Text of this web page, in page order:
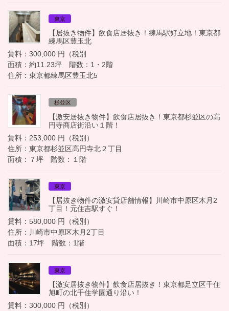
東京
【居抜き物件】飲食店居抜き！練馬駅好立地！東京都
練馬区豊玉北
賃料：300,000 円（税別
面積：約11.23坪 階数：1・2階
住所：東京都練馬区豊玉北5
杉並区
【激安居抜き物件】飲食店居抜き！東京都杉並区の高
円寺商店街沿い１階！
賃料：253,000 円（税別）
住所：東京都杉並区高円寺北２丁目
面積：７坪 階数：１階
東京
【居抜き物件の激安貸店舗情報】川崎市中原区木月2
丁目！元住吉駅すぐ！
賃料：580,000 円（税別）
住所：川崎市中原区木月2丁目
面積：17坪 階数：1階
東京
【激安居抜き物件】飲食店居抜き！東京都足立区千住
旭町の北千住学園通り沿い！
賃料：300,000 円（税別）